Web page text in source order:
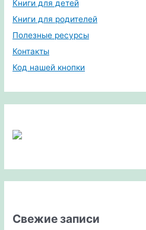
Книги для детей
Книги для родителей
Полезные ресурсы
Контакты
Код нашей кнопки
Свежие записи